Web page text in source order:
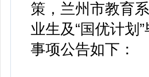
策，兰州市教育
业生及“国优计划
事项公告如下：